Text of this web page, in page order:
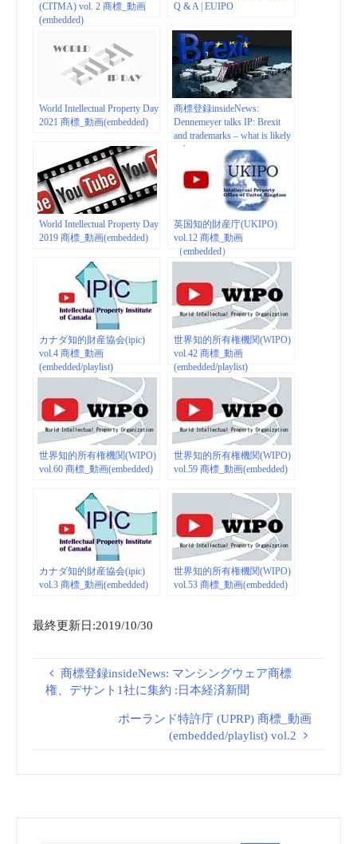
(CITMA) vol. 2 商標_動画
(embedded)
Q & A | EUIPO
World Intellectual Property Day
2021 商標_動画(embedded)
商標登録insideNews:
Dennemeyer talks IP: Brexit
and trademarks – what is likely
to happen
World Intellectual Property Day
2019 商標_動画(embedded)
英国知的財産庁(UKIPO)
vol.12 商標_動画
（embedded）
カナダ知的財産協会(ipic)
vol.4 商標_動画
(embedded/playlist)
世界知的所有権機関(WIPO)
vol.42 商標_動画
(embedded/playlist)
世界知的所有権機関(WIPO)
vol.60 商標_動画(embedded)
世界知的所有権機関(WIPO)
vol.59 商標_動画(embedded)
カナダ知的財産協会(ipic)
vol.3 商標_動画(embedded)
世界知的所有権機関(WIPO)
vol.53 商標_動画(embedded)
最終更新日:2019/10/30
商標登録insideNews: マンシングウェア商標
権、デサント1社に集約 :日本経済新聞
ポーランド特許庁 (UPRP) 商標_動画
(embedded/playlist) vol.2